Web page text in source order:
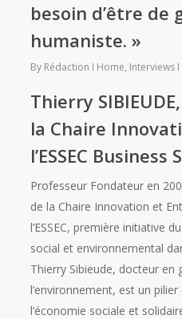
besoin d’être de
humaniste. »
By Rédaction Home, Interviews
Thierry
la Chaire
l’ESSEC Business
Professeur Fondateur en
de la Chaire Innovation et
l’ESSEC, première initiative
social et environnemental
Thierry Sibieude, docteur en
l’environnement, est un
l’économie sociale et